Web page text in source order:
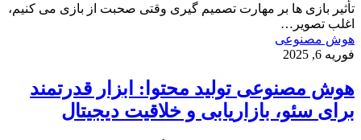
تأثیر بازی‌ ها بر مهارت تصمیم‌ گیری وقتی صحبت از بازی می کنیم،
اغلب تصویر…
هوش مصنوعی
فوریه 6, 2025
هوش مصنوعی تولید محتوا: ابزار قدرتمند
برای سئو، بازاریابی و خلاقیت دیجیتال